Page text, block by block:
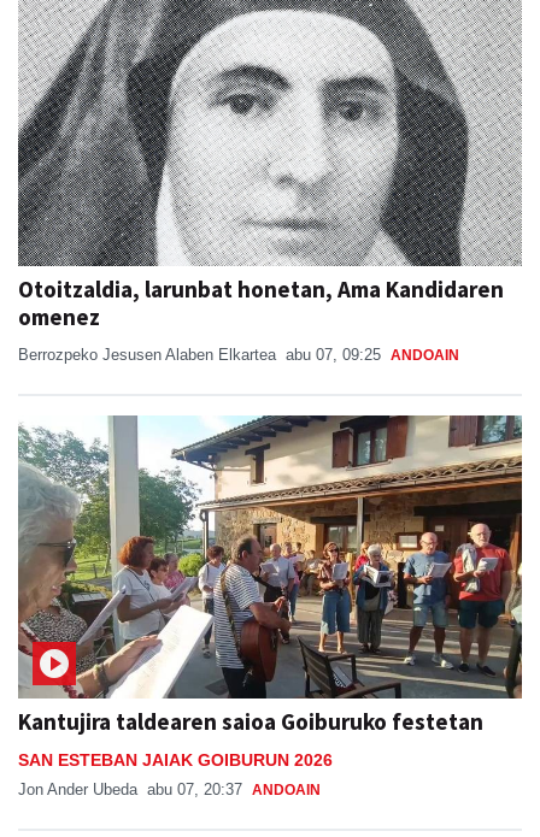
Otoitzaldia, larunbat honetan, Ama Kandidaren
omenez
Berrozpeko Jesusen Alaben Elkartea abu 07, 09:25 ANDOAIN
Kantujira taldearen saioa Goiburuko festetan
SAN ESTEBAN JAIAK GOIBURUN 2026
Jon Ander Ubeda abu 07, 20:37 ANDOAIN